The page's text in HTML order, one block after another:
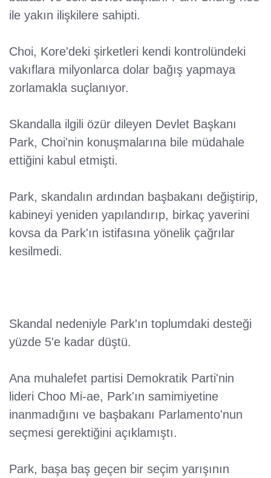
ile yakın ilişkilere sahipti.
Choi, Kore'deki şirketleri kendi kontrolündeki
vakıflara milyonlarca dolar bağış yapmaya
zorlamakla suçlanıyor.
Skandalla ilgili özür dileyen Devlet Başkanı
Park, Choi'nin konuşmalarına bile müdahale
ettiğini kabul etmişti.
Park, skandalın ardından başbakanı değiştirip,
kabineyi yeniden yapılandırıp, birkaç yaverini
kovsa da Park'ın istifasına yönelik çağrılar
kesilmedi.
Skandal nedeniyle Park'ın toplumdaki desteği
yüzde 5'e kadar düştü.
Ana muhalefet partisi Demokratik Parti'nin
lideri Choo Mi-ae, Park'ın samimiyetine
inanmadığını ve başbakanı Parlamento'nun
seçmesi gerektiğini açıklamıştı.
Park, başa baş geçen bir seçim yarışının